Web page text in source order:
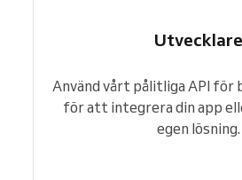
Utvecklare
Använd vårt pålitliga API för
för att integrera din app
egen lösning.